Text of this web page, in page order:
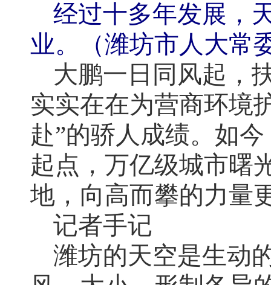
经过十多年发展，
业。（潍坊市人大常
大鹏一日同风起，
实实在在为营商环境
赴”的骄人成绩。如
起点，万亿级城市曙
地，向高而攀的力量
记者手记
潍坊的天空是生动